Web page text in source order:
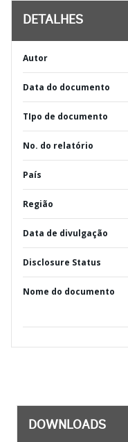
DETALHES
Autor
Data do documento
TIpo de documento
No. do relatório
País
Região
Data de divulgação
Disclosure Status
Nome do documento
DOWNLOADS